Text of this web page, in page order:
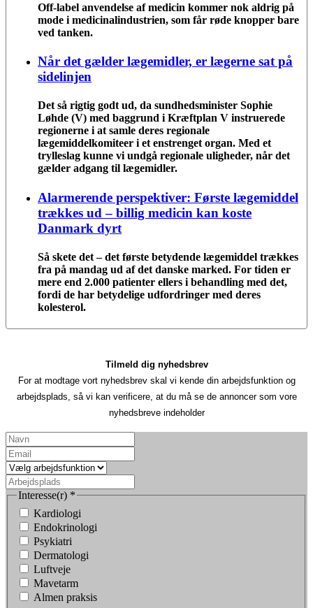
Off-label anvendelse af medicin kommer nok aldrig på
mode i medicinalindustrien, som får røde knopper bare
ved tanken.
Når det gælder lægemidler, er lægerne sat på
sidelinjen
Det så rigtig godt ud, da sundhedsminister Sophie
Løhde (V) med baggrund i Kræftplan V instruerede
regionerne i at samle deres regionale
lægemiddelkomiteer i et enstrenget organ. Med et
trylleslag kunne vi undgå regionale uligheder, når det
gælder adgang til lægemidler.
Alarmerende perspektiver: Første lægemiddel
trækkes ud – billig medicin kan koste
Danmark dyrt
Så skete det – det første betydende lægemiddel trækkes
fra på mandag ud af det danske marked. For tiden er
mere end 2.000 patienter ellers i behandling med det,
fordi de har betydelige udfordringer med deres
kolesterol.
Tilmeld dig nyhedsbrev
For at modtage vort nyhedsbrev skal vi kende din arbejdsfunktion og
arbejdsplads, så vi kan verificere, at du må se de annoncer som vore
nyhedsbreve indeholder
Interesse(r) *
Kardiologi
Endokrinologi
Psykiatri
Dermatologi
Luftveje
Mavetarm
Almen praksis